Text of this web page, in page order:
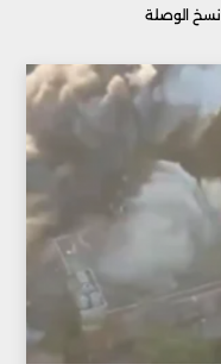
نسخ الوصلة